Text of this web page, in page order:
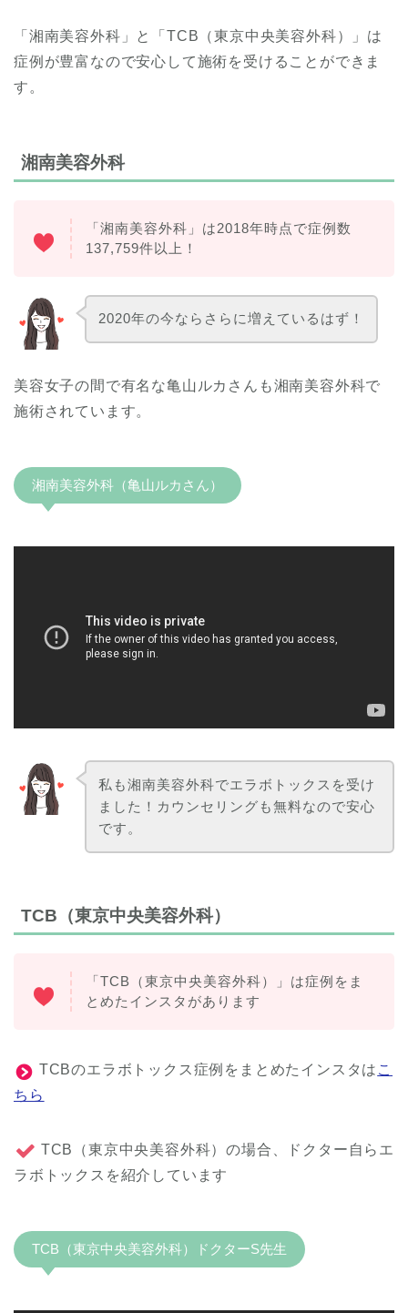
「湘南美容外科」と「TCB（東京中央美容外科）」は
症例が豊富なので安心して施術を受けることができま
す。
湘南美容外科
「湘南美容外科」は2018年時点で症例数
137,759件以上！
2020年の今ならさらに増えているはず！
美容女子の間で有名な亀山ルカさんも湘南美容外科で
施術されています。
湘南美容外科（亀山ルカさん）
私も湘南美容外科でエラボトックスを受け
ました！カウンセリングも無料なので安心
です。
TCB（東京中央美容外科）
「TCB（東京中央美容外科）」は症例をま
とめたインスタがあります
TCBのエラボトックス症例をまとめたインスタは こ
ちら
TCB（東京中央美容外科）の場合、ドクター自らエ
ラボトックスを紹介しています
TCB（東京中央美容外科）ドクターS先生